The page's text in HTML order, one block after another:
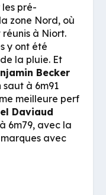
pré-
zone Nord, où
réunis à Niort.
y ont été
la pluie. Et
Becker
saut à 6m91
meilleure perf
Daviaud
6m79, avec la
avec